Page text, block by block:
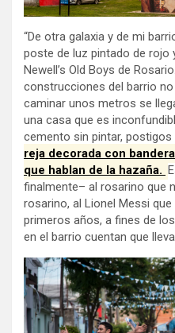
“De otra galaxia y de mi
poste de luz pintado de rojo
Newell’s Old Boys de
construcciones del barrio
caminar unos metros se
una casa que es
cemento sin pintar,
reja decorada con
que hablan de la hazaña.
finalmente– al rosarino que
rosarino, al Lionel Messi
primeros años, a fines de
en el barrio cuentan que